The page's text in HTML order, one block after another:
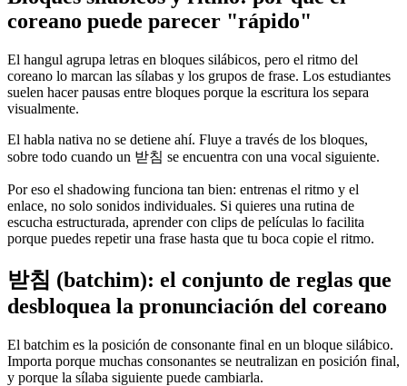
coreano puede parecer "rápido"
El hangul agrupa letras en bloques silábicos, pero el ritmo del
coreano lo marcan las sílabas y los grupos de frase. Los estudiantes
suelen hacer pausas entre bloques porque la escritura los separa
visualmente.
El habla nativa no se detiene ahí. Fluye a través de los bloques,
sobre todo cuando un 받침 se encuentra con una vocal siguiente.
Por eso el shadowing funciona tan bien: entrenas el ritmo y el
enlace, no solo sonidos individuales. Si quieres una rutina de
escucha estructurada, aprender con clips de películas lo facilita
porque puedes repetir una frase hasta que tu boca copie el ritmo.
받침 (batchim): el conjunto de reglas que
desbloquea la pronunciación del coreano
El batchim es la posición de consonante final en un bloque silábico.
Importa porque muchas consonantes se neutralizan en posición final,
y porque la sílaba siguiente puede cambiarla.